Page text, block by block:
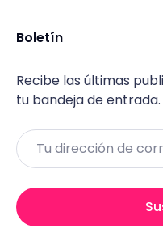
Boletín
Recibe las últimas
tu bandeja de entrada.
Email